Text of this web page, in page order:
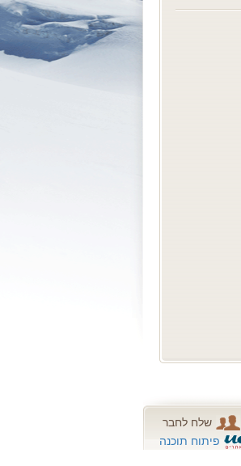
שלח לחבר
פיתוח תוכנה